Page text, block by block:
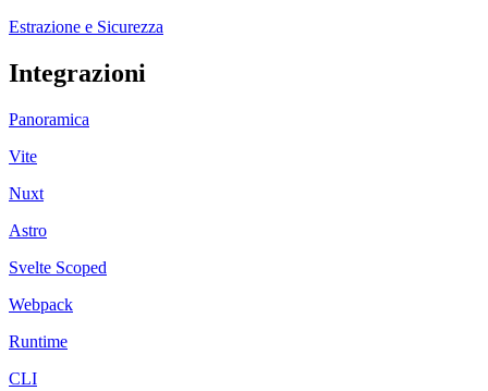
Estrazione e Sicurezza
Integrazioni
Panoramica
Vite
Nuxt
Astro
Svelte Scoped
Webpack
Runtime
CLI